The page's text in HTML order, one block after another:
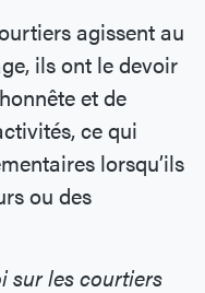
agissent au
ils ont le devoir
et de
ce qui
lorsqu’ils
ou des
sur les courtiers